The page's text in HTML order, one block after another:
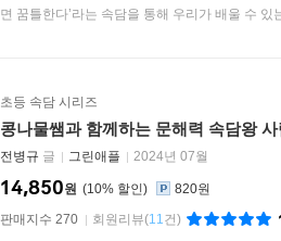
면 꿈틀한다’라는 속담을 통해 우리가 배울 수
초등 속담 시리즈
콩나물쌤과 함께하는 문해력 속담왕 사
전병규 글 그린애플 2024년 07월
10%
14,850원
820원
판매지수 270
회원리뷰(11건)